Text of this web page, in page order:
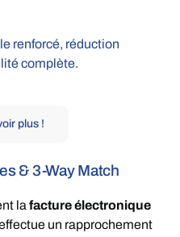
renforcé, réduction
complète.
plus !
& 3-Way Match
la facture électronique
un rapprochement